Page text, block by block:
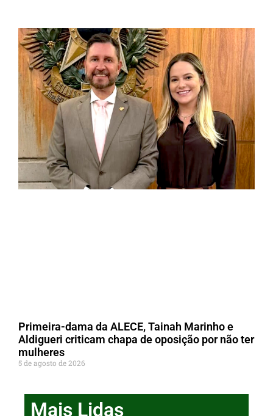
Primeira-dama da ALECE, Tainah Marinho e
Aldigueri criticam chapa de oposição por não ter
mulheres
5 de agosto de 2026
Mais Lidas